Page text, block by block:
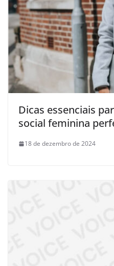
Dicas essenciais
social feminina
18 de dezembro de 2024